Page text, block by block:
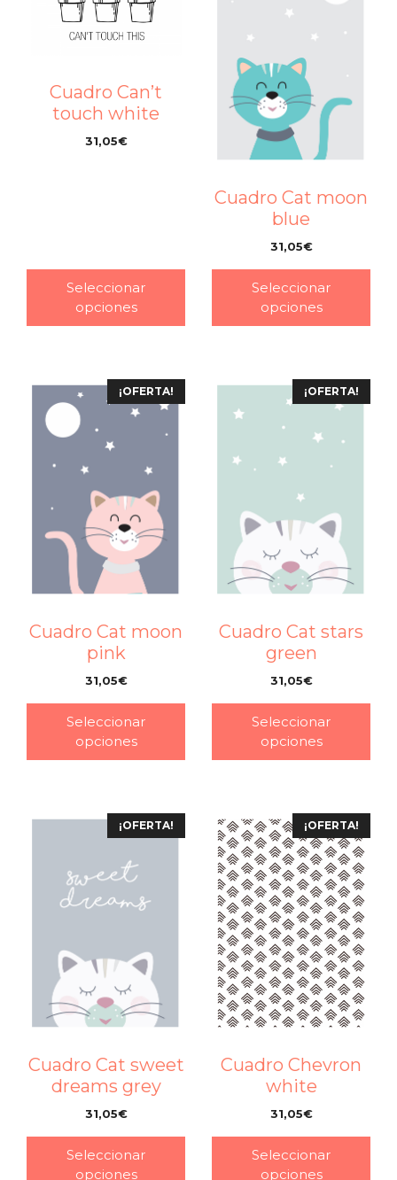
Cuadro Can’t
touch white
31,05€
Seleccionar
opciones
Cuadro Cat moon
blue
31,05€
Seleccionar
opciones
¡OFERTA!
Cuadro Cat moon
pink
31,05€
Seleccionar
opciones
¡OFERTA!
Cuadro Cat stars
green
31,05€
Seleccionar
opciones
¡OFERTA!
Cuadro Cat sweet
dreams grey
31,05€
Seleccionar
opciones
¡OFERTA!
Cuadro Chevron
white
31,05€
Seleccionar
opciones